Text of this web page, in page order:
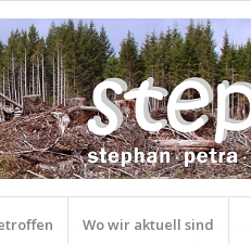
Wo wir aktuell sind